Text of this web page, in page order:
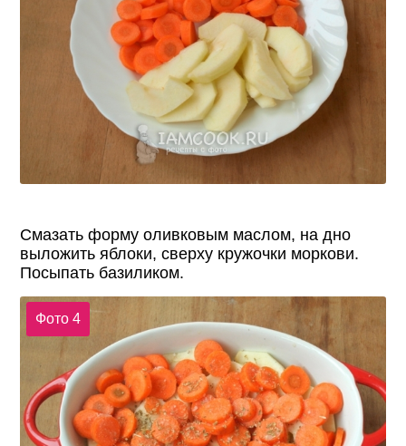
Смазать форму оливковым маслом, на дно
выложить яблоки, сверху кружочки моркови.
Посыпать базиликом.
Фото 4